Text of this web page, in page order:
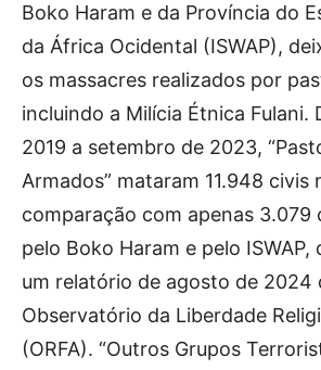
Boko Haram e da Província do
da África Ocidental (ISWAP),
os massacres realizados por
incluindo a Milícia Étnica Fulani.
2019 a setembro de 2023,
Armados” mataram 11.948 civis
comparação com apenas 3.079
pelo Boko Haram e pelo
um relatório de agosto de 2024
Observatório da Liberdade
(ORFA). “Outros Grupos